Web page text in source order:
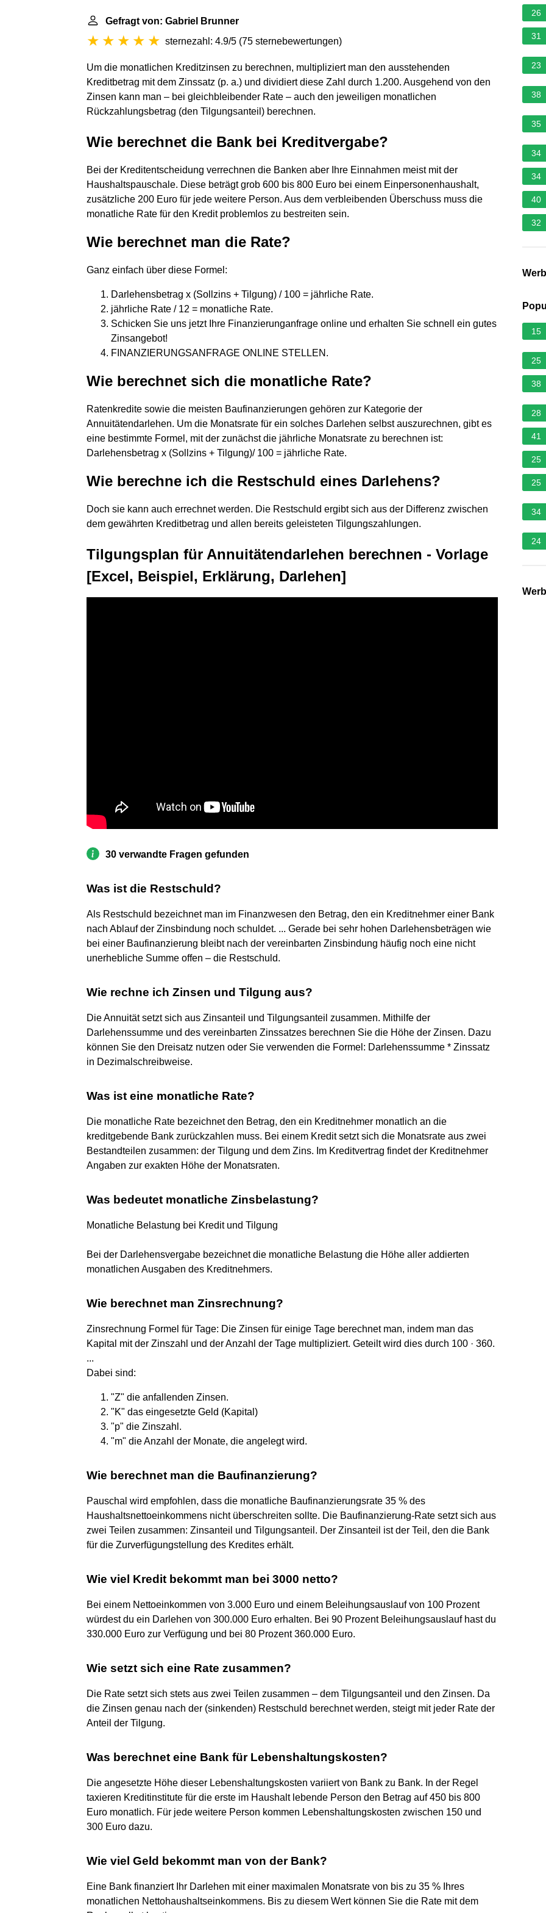
Gefragt von: Gabriel Brunner
sternezahl: 4.9/5 (75 sternebewertungen)
Um die monatlichen Kreditzinsen zu berechnen, multipliziert man den ausstehenden
Kreditbetrag mit dem Zinssatz (p. a.) und dividiert diese Zahl durch 1.200. Ausgehend von den
Zinsen kann man – bei gleichbleibender Rate – auch den jeweiligen monatlichen
Rückzahlungsbetrag (den Tilgungsanteil) berechnen.
Wie berechnet die Bank bei Kreditvergabe?
Bei der Kreditentscheidung verrechnen die Banken aber Ihre Einnahmen meist mit der
Haushaltspauschale. Diese beträgt grob 600 bis 800 Euro bei einem Einpersonenhaushalt,
zusätzliche 200 Euro für jede weitere Person. Aus dem verbleibenden Überschuss muss die
monatliche Rate für den Kredit problemlos zu bestreiten sein.
Wie berechnet man die Rate?
Ganz einfach über diese Formel:
Darlehensbetrag x (Sollzins + Tilgung) / 100 = jährliche Rate.
jährliche Rate / 12 = monatliche Rate.
Schicken Sie uns jetzt Ihre Finanzierunganfrage online und erhalten Sie schnell ein gutes
Zinsangebot!
FINANZIERUNGSANFRAGE ONLINE STELLEN.
Wie berechnet sich die monatliche Rate?
Ratenkredite sowie die meisten Baufinanzierungen gehören zur Kategorie der
Annuitätendarlehen. Um die Monatsrate für ein solches Darlehen selbst auszurechnen, gibt es
eine bestimmte Formel, mit der zunächst die jährliche Monatsrate zu berechnen ist:
Darlehensbetrag x (Sollzins + Tilgung)/ 100 = jährliche Rate.
Wie berechne ich die Restschuld eines Darlehens?
Doch sie kann auch errechnet werden. Die Restschuld ergibt sich aus der Differenz zwischen
dem gewährten Kreditbetrag und allen bereits geleisteten Tilgungszahlungen.
Tilgungsplan für Annuitätendarlehen berechnen - Vorlage
[Excel, Beispiel, Erklärung, Darlehen]
30 verwandte Fragen gefunden
Was ist die Restschuld?
Als Restschuld bezeichnet man im Finanzwesen den Betrag, den ein Kreditnehmer einer Bank
nach Ablauf der Zinsbindung noch schuldet. ... Gerade bei sehr hohen Darlehensbeträgen wie
bei einer Baufinanzierung bleibt nach der vereinbarten Zinsbindung häufig noch eine nicht
unerhebliche Summe offen – die Restschuld.
Wie rechne ich Zinsen und Tilgung aus?
Die Annuität setzt sich aus Zinsanteil und Tilgungsanteil zusammen. Mithilfe der
Darlehenssumme und des vereinbarten Zinssatzes berechnen Sie die Höhe der Zinsen. Dazu
können Sie den Dreisatz nutzen oder Sie verwenden die Formel: Darlehenssumme * Zinssatz
in Dezimalschreibweise.
Was ist eine monatliche Rate?
Die monatliche Rate bezeichnet den Betrag, den ein Kreditnehmer monatlich an die
kreditgebende Bank zurückzahlen muss. Bei einem Kredit setzt sich die Monatsrate aus zwei
Bestandteilen zusammen: der Tilgung und dem Zins. Im Kreditvertrag findet der Kreditnehmer
Angaben zur exakten Höhe der Monatsraten.
Was bedeutet monatliche Zinsbelastung?
Monatliche Belastung bei Kredit und Tilgung
Bei der Darlehensvergabe bezeichnet die monatliche Belastung die Höhe aller addierten
monatlichen Ausgaben des Kreditnehmers.
Wie berechnet man Zinsrechnung?
Zinsrechnung Formel für Tage: Die Zinsen für einige Tage berechnet man, indem man das
Kapital mit der Zinszahl und der Anzahl der Tage multipliziert. Geteilt wird dies durch 100 · 360.
...
Dabei sind:
"Z" die anfallenden Zinsen.
"K" das eingesetzte Geld (Kapital)
"p" die Zinszahl.
"m" die Anzahl der Monate, die angelegt wird.
Wie berechnet man die Baufinanzierung?
Pauschal wird empfohlen, dass die monatliche Baufinanzierungsrate 35 % des
Haushaltsnettoeinkommens nicht überschreiten sollte. Die Baufinanzierung-Rate setzt sich aus
zwei Teilen zusammen: Zinsanteil und Tilgungsanteil. Der Zinsanteil ist der Teil, den die Bank
für die Zurverfügungstellung des Kredites erhält.
Wie viel Kredit bekommt man bei 3000 netto?
Bei einem Nettoeinkommen von 3.000 Euro und einem Beleihungsauslauf von 100 Prozent
würdest du ein Darlehen von 300.000 Euro erhalten. Bei 90 Prozent Beleihungsauslauf hast du
330.000 Euro zur Verfügung und bei 80 Prozent 360.000 Euro.
Wie setzt sich eine Rate zusammen?
Die Rate setzt sich stets aus zwei Teilen zusammen – dem Tilgungsanteil und den Zinsen. Da
die Zinsen genau nach der (sinkenden) Restschuld berechnet werden, steigt mit jeder Rate der
Anteil der Tilgung.
Was berechnet eine Bank für Lebenshaltungskosten?
Die angesetzte Höhe dieser Lebenshaltungskosten variiert von Bank zu Bank. In der Regel
taxieren Kreditinstitute für die erste im Haushalt lebende Person den Betrag auf 450 bis 800
Euro monatlich. Für jede weitere Person kommen Lebenshaltungskosten zwischen 150 und
300 Euro dazu.
Wie viel Geld bekommt man von der Bank?
Eine Bank finanziert Ihr Darlehen mit einer maximalen Monatsrate von bis zu 35 % Ihres
monatlichen Nettohaushaltseinkommens. Bis zu diesem Wert können Sie die Rate mit dem
26
31
23
38
35
34
34
40
32
15
25
38
28
41
25
25
34
24